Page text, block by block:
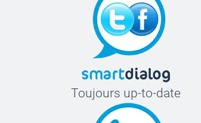
Toujours up-to-date